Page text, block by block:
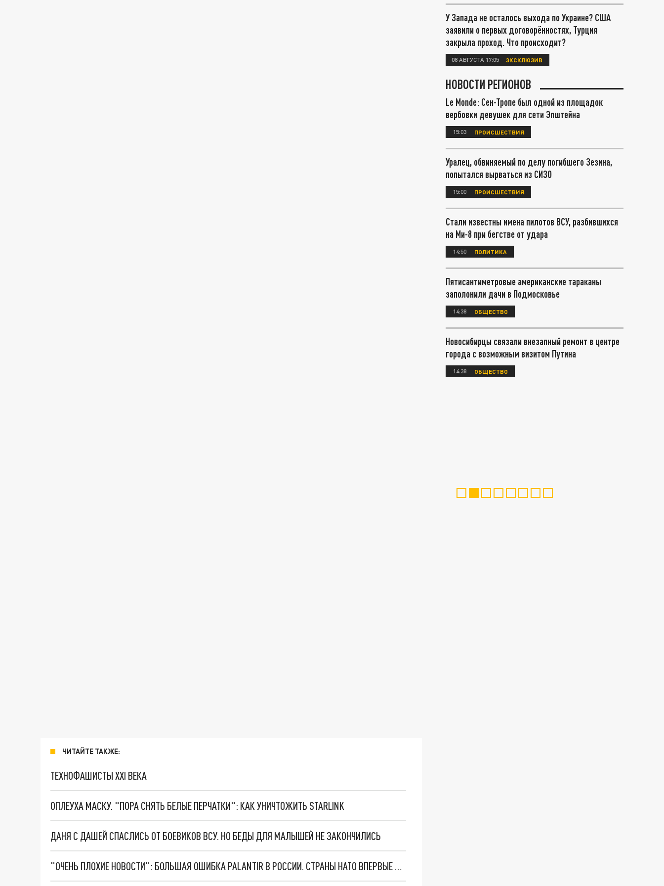
ЧИТАЙТЕ ТАКЖЕ:
ТЕХНОФАШИСТЫ XXI ВЕКА
ОПЛЕУХА МАСКУ. "ПОРА СНЯТЬ БЕЛЫЕ ПЕРЧАТКИ": КАК УНИЧТОЖИТЬ STARLINK
ДАНЯ С ДАШЕЙ СПАСЛИСЬ ОТ БОЕВИКОВ ВСУ. НО БЕДЫ ДЛЯ МАЛЫШЕЙ НЕ ЗАКОНЧИЛИСЬ
"ОЧЕНЬ ПЛОХИЕ НОВОСТИ": БОЛЬШАЯ ОШИБКА PALANTIR В РОССИИ. СТРАНЫ НАТО ВПЕРВЫЕ ЗА СВО ОСТАНОВИЛИ ПОСТАВКИ ОРУЖИЯ. ВСУ ТЕРЯЮТ ПРИГРАНИЧЬЕ?
У Запада не осталось выхода по Украине? США
заявили о первых договорённостях, Турция
закрыла проход. Что происходит?
08 АВГУСТА 17:05 ЭКСКЛЮЗИВ
НОВОСТИ РЕГИОНОВ
Le Monde: Сен-Тропе был одной из площадок
вербовки девушек для сети Эпштейна
15:03 ПРОИСШЕСТВИЯ
Уралец, обвиняемый по делу погибшего Зезина,
попытался вырваться из СИЗО
15:00 ПРОИСШЕСТВИЯ
Стали известны имена пилотов ВСУ, разбившихся
на Ми-8 при бегстве от удара
14:50 ПОЛИТИКА
Пятисантиметровые американские тараканы
заполонили дачи в Подмосковье
14:38 ОБЩЕСТВО
Новосибирцы связали внезапный ремонт в центре
города с возможным визитом Путина
14:38 ОБЩЕСТВО